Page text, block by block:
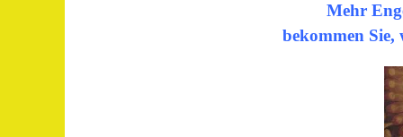
Mehr
bekommen